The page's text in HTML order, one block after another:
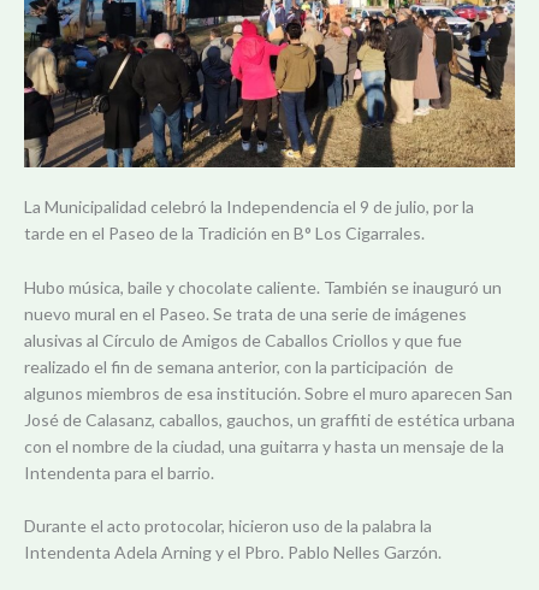
La Municipalidad celebró la Independencia el 9 de julio, por la
tarde en el Paseo de la Tradición en B° Los Cigarrales.
Hubo música, baile y chocolate caliente. También se inauguró un
nuevo mural en el Paseo. Se trata de una serie de imágenes
alusivas al Círculo de Amigos de Caballos Criollos y que fue
realizado el fin de semana anterior, con la participación de
algunos miembros de esa institución. Sobre el muro aparecen San
José de Calasanz, caballos, gauchos, un graffiti de estética urbana
con el nombre de la ciudad, una guitarra y hasta un mensaje de la
Intendenta para el barrio.
Durante el acto protocolar, hicieron uso de la palabra la
Intendenta Adela Arning y el Pbro. Pablo Nelles Garzón.